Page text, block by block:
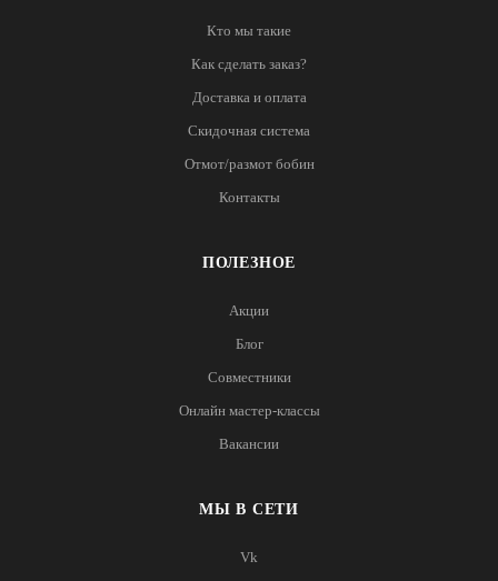
Кто мы такие
Как сделать заказ?
Доставка и оплата
Скидочная система
Отмот/размот бобин
Контакты
ПОЛЕЗНОЕ
Акции
Блог
Совместники
Онлайн мастер-классы
Вакансии
МЫ В СЕТИ
Vk